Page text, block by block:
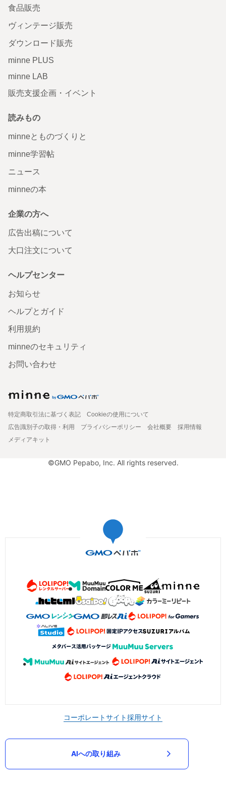
食品販売
ヴィンテージ販売
ダウンロード販売
minne PLUS
minne LAB
販売支援企画・イベント
読みもの
minneとものづくりと
minne学習帖
ニュース
minneの本
企業の方へ
広告出稿について
大口注文について
ヘルプセンター
お知らせ
ヘルプとガイド
利用規約
minneのセキュリティ
お問い合わせ
特定商取引法に基づく表記
Cookieの使用について
広告識別子の取得・利用
プライバシーポリシー 会社概要
採用情報
メディアキット
©GMO Pepabo, Inc. All rights reserved.
コーポレートサイト採用サイト
AIへの取り組み